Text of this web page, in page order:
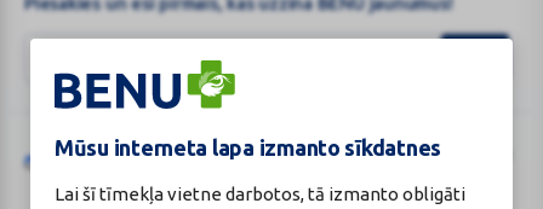
Mūsu interneta lapa izmanto sīkdatnes
Lai šī tīmekļa vietne darbotos, tā izmanto obligāti
Google
reCAPTCHA
Šo vietni aizsargā „reCAPTCHA“, un uz to attiecas „Google“